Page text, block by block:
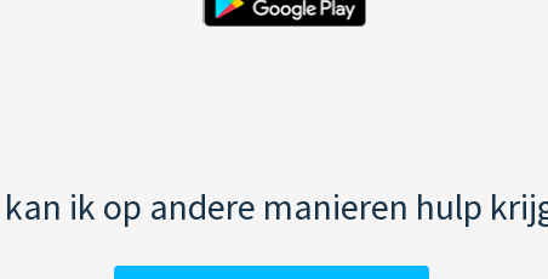
ik op andere manieren hulp